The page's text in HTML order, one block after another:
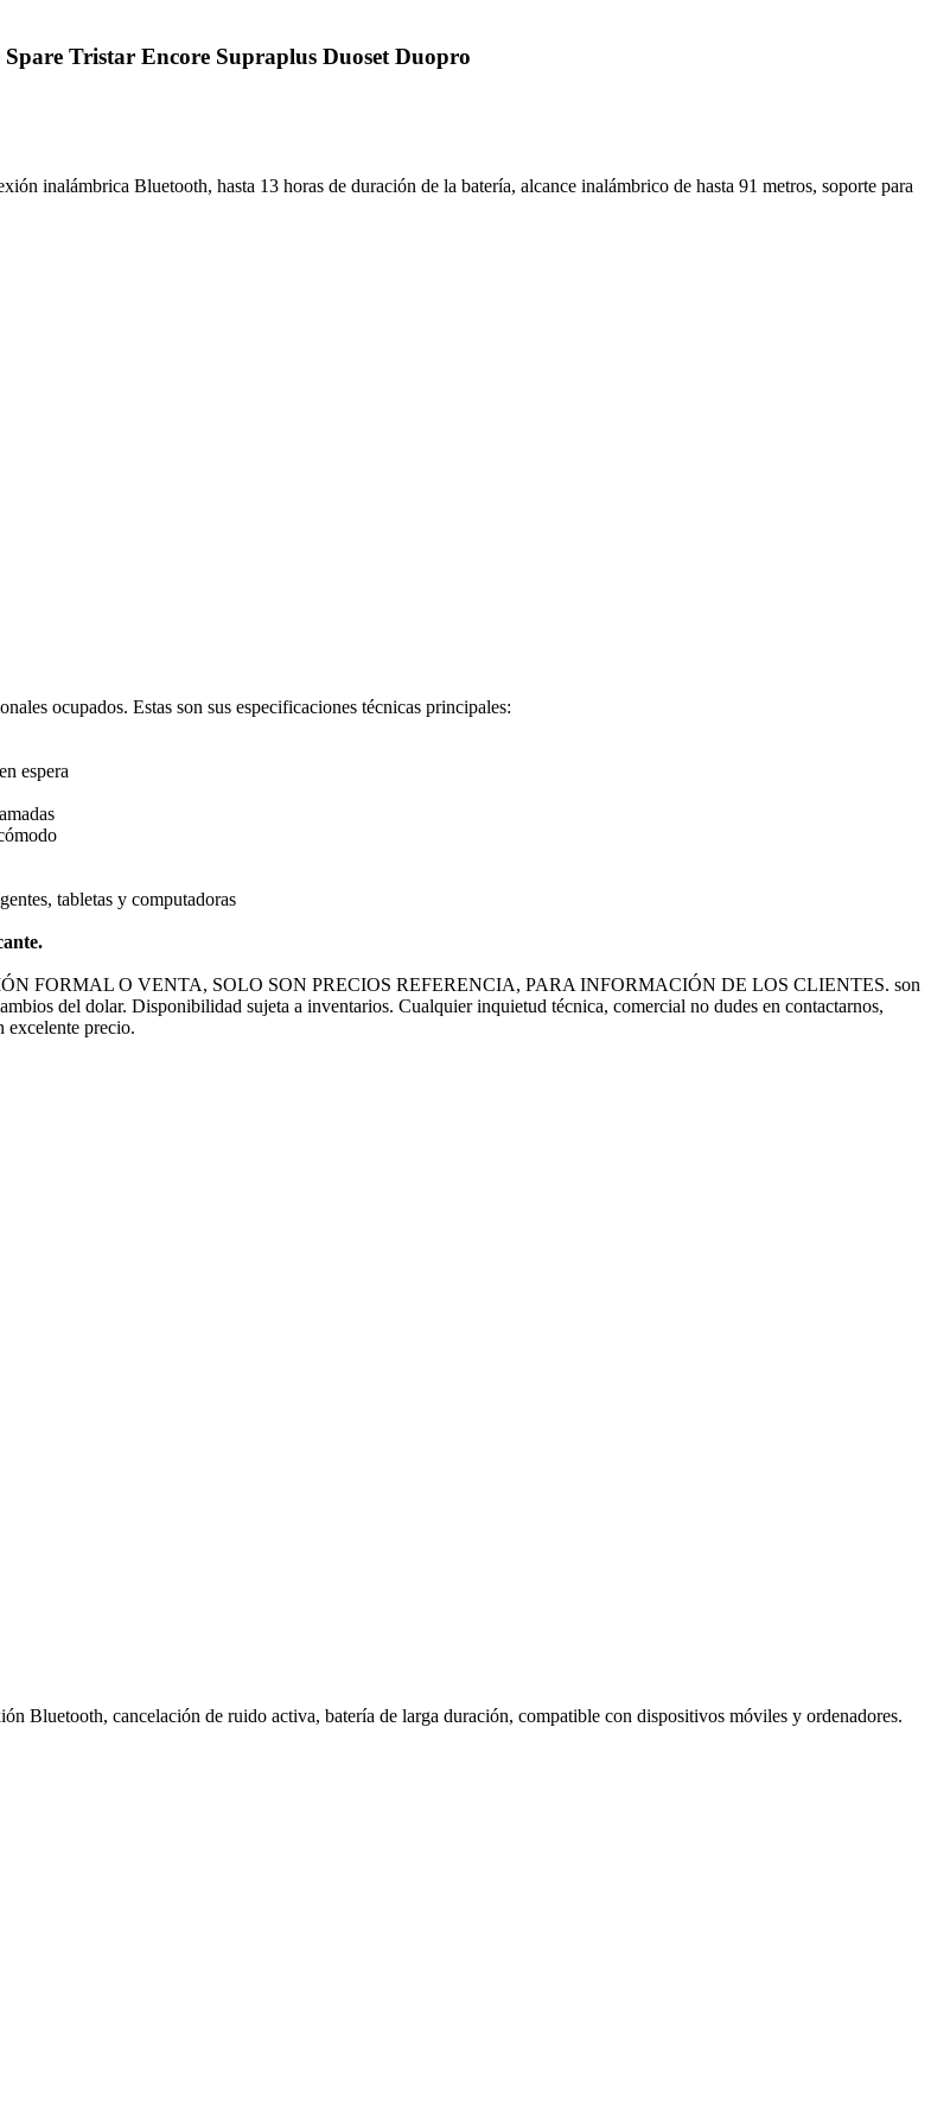
Tristar Encore Supraplus Duoset Duopro
inalámbrica Bluetooth, hasta 13 horas de duración de la batería, alcance inalámbrico de hasta 91 metros, soporte para
ocupados. Estas son sus especificaciones técnicas principales:
espera
tabletas y computadoras
FORMAL O VENTA, SOLO SON PRECIOS REFERENCIA, PARA INFORMACIÓN DE LOS CLIENTES. son
del dolar. Disponibilidad sujeta a inventarios. Cualquier inquietud técnica, comercial no dudes en contactarnos,
excelente precio.
Bluetooth, cancelación de ruido activa, batería de larga duración, compatible con dispositivos móviles y ordenadores.